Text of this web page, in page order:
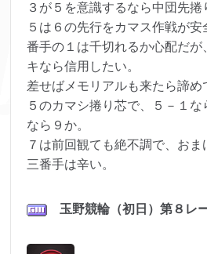
３が５を意識するなら中団先捲
５は６の先行をカマス作戦が安
番手の１は千切れるか心配だが
キなら信用したい。
差せばメモリアルも来たら諦め
５のカマシ捲り芯で、５－１な
なら９か。
７は前回観ても絶不調で、お
三番手は辛い。
玉野競輪（初日）第８ レ